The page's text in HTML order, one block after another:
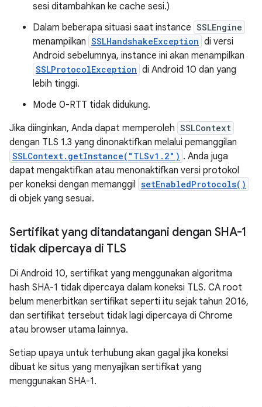
sesi ditambahkan ke cache sesi.)
Dalam beberapa situasi saat instance SSLEngine
menampilkan SSLHandshakeException di versi
Android sebelumnya, instance ini akan menampilkan
SSLProtocolException di Android 10 dan yang
lebih tinggi.
Mode 0-RTT tidak didukung.
Jika diinginkan, Anda dapat memperoleh SSLContext
dengan TLS 1.3 yang dinonaktifkan melalui pemanggilan
SSLContext.getInstance("TLSv1.2") . Anda juga
dapat mengaktifkan atau menonaktifkan versi protokol
per koneksi dengan memanggil setEnabledProtocols()
di objek yang sesuai.
Sertifikat yang ditandatangani dengan SHA-1
tidak dipercaya di TLS
Di Android 10, sertifikat yang menggunakan algoritma
hash SHA-1 tidak dipercaya dalam koneksi TLS. CA root
belum menerbitkan sertifikat seperti itu sejak tahun 2016,
dan sertifikat tersebut tidak lagi dipercaya di Chrome
atau browser utama lainnya.
Setiap upaya untuk terhubung akan gagal jika koneksi
dibuat ke situs yang menyajikan sertifikat yang
menggunakan SHA-1.